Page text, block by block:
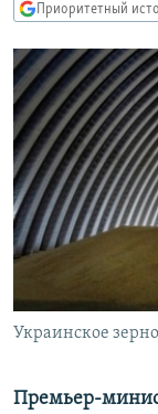
поиску
СЕВЕР.РЕАЛИИ
РАСПИСАНИЕ
ПОДПИШИТЕСЬ
СОЦИАЛЬНЫЕ СЕТИ
Приоритетный
Украинское
Премьер-